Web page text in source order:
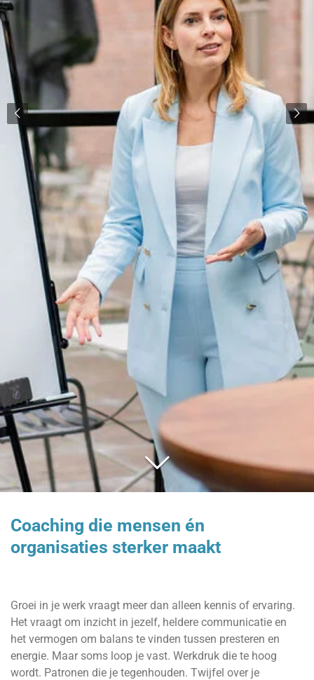
Coaching die mensen én
organisaties sterker maakt
Groei in je werk vraagt meer dan alleen kennis of ervaring.
Het vraagt om inzicht in jezelf, heldere communicatie en
het vermogen om balans te vinden tussen presteren en
energie. Maar soms loop je vast. Werkdruk die te hoog
wordt. Patronen die je tegenhouden. Twijfel over je